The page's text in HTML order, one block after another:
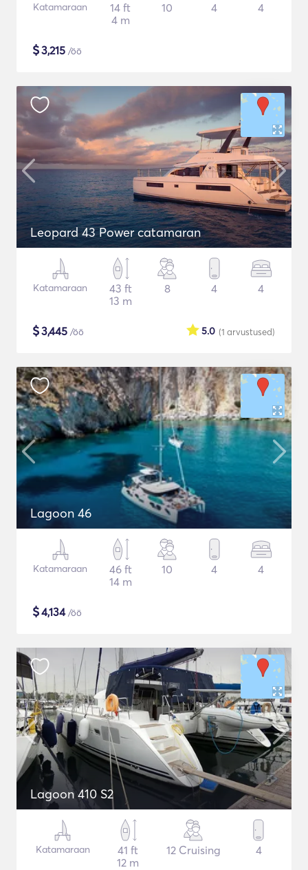
Katamaraan
14 ft
4 m
10 4 4
$3,215 /öö
Leopard 43 Power catamaran
Katamaraan
43 ft
13 m
8 4 4
$3,445 /öö (1 arvustused)
5.0
Lagoon 46
Katamaraan
46 ft
14 m
10 4 4
$4,134/öö
Lagoon 410 S2
Katamaraan
41 ft
12 m
12 Cruising 4